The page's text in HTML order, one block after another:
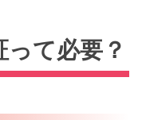
て必要？